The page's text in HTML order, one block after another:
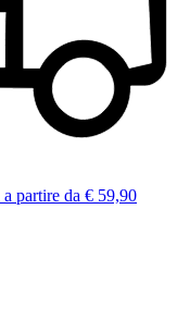
a partire da € 59,90